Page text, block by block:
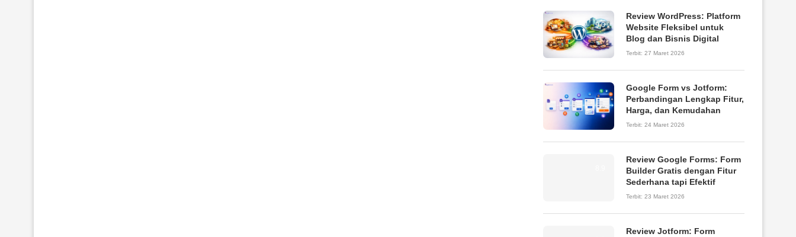
9.0
Review WordPress: Platform
Website Fleksibel untuk
Blog dan Bisnis Digital
Terbit: 27 Maret 2026
Google Form vs Jotform:
Perbandingan Lengkap Fitur,
Harga, dan Kemudahan
Terbit: 24 Maret 2026
Review Google Forms: Form
Builder Gratis dengan Fitur
Sederhana tapi Efektif
Terbit: 23 Maret 2026
Review Jotform: Form